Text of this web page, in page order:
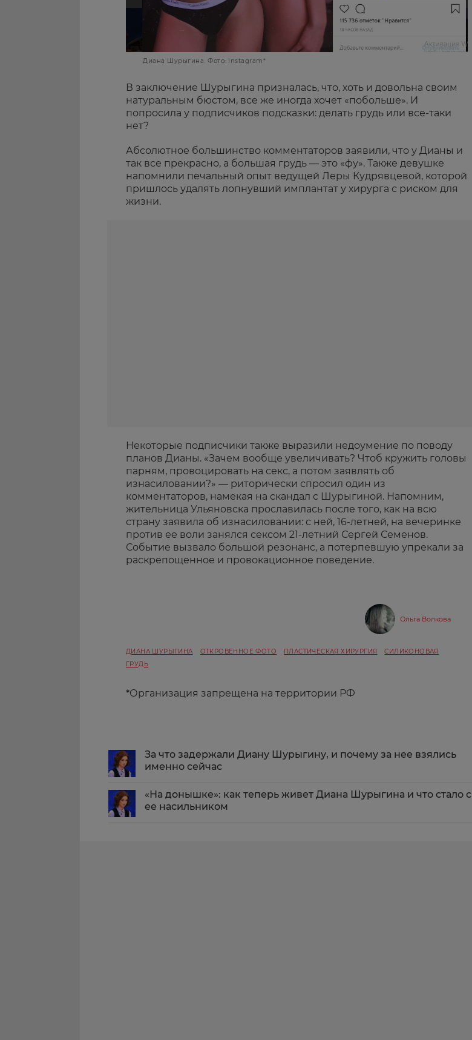
Диана Шурыгина. Фото: Instagram*
В заключение Шурыгина призналась, что, хоть и довольна своим
натуральным бюстом, все же иногда хочет «побольше». И
попросила у подписчиков подсказки: делать грудь или все-таки
нет?
Абсолютное большинство комментаторов заявили, что у Дианы и
так все прекрасно, а большая грудь — это «фу». Также девушке
напомнили печальный опыт ведущей Леры Кудрявцевой, которой
пришлось удалять лопнувший имплантат у хирурга с риском для
жизни.
Некоторые подписчики также выразили недоумение по поводу
планов Дианы. «Зачем вообще увеличивать? Чтоб кружить головы
парням, провоцировать на секс, а потом заявлять об
изнасиловании?» — риторически спросил один из
комментаторов, намекая на скандал с Шурыгиной. Напомним,
жительница Ульяновска прославилась после того, как на всю
страну заявила об изнасиловании: с ней, 16-летней, на вечеринке
против ее воли занялся сексом 21-летний Сергей Семенов.
Событие вызвало большой резонанс, а потерпевшую упрекали за
раскрепощенное и провокационное поведение.
Ольга Волкова
ДИАНА ШУРЫГИНА ОТКРОВЕННОЕ ФОТО ПЛАСТИЧЕСКАЯ ХИРУРГИЯ
СИЛИКОНОВАЯ
ГРУДЬ
*Организация запрещена на территории РФ
За что задержали Диану Шурыгину, и почему за нее взялись
именно сейчас
«На донышке»: как теперь живет Диана Шурыгина и что стало с
ее насильником